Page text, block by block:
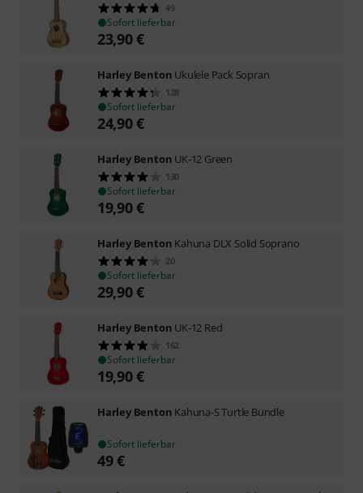
49
Sofort lieferbar
23,90€
Harley Benton Ukulele Pack Sopran
128
Sofort lieferbar
24,90€
Harley Benton UK-12 Green
130
Sofort lieferbar
19,90€
Harley Benton Kahuna DLX Solid Soprano
20
Sofort lieferbar
29,90€
Harley Benton UK-12 Red
162
Sofort lieferbar
19,90€
Harley Benton Kahuna-S Turtle Bundle
Sofort lieferbar
49€